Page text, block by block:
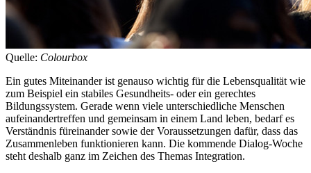
Quelle: Colourbox
Ein gutes Miteinander ist genauso wichtig für die Lebensqualität wie
zum Beispiel ein stabiles Gesundheits- oder ein gerechtes
Bildungssystem. Gerade wenn viele unterschiedliche Menschen
aufeinandertreffen und gemeinsam in einem Land leben, bedarf es
Verständnis füreinander sowie der Voraussetzungen dafür, dass das
Zusammenleben funktionieren kann. Die kommende Dialog-Woche
steht deshalb ganz im Zeichen des Themas Integration.